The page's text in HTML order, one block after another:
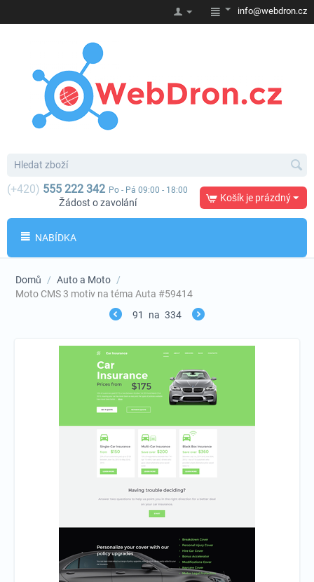
info@webdron.cz
(+420) 555 222 342 Po - Pá 09:00 - 18:00
Žádost o zavolání Košík je prázdný
NABÍDKA
Domů / Auto a Moto /
Moto CMS 3 motiv na téma Auta #59414
91
na 334